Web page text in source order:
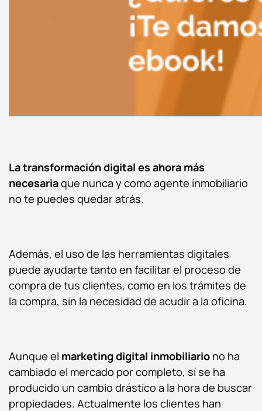
La transformación digital es ahora más
necesariaque nunca y como agente inmobiliario
no te puedes quedar atrás.
Además, el uso de las herramientas digitales
puede ayudarte tanto en facilitar el proceso de
compra de tus clientes, como en los trámites de
la compra, sin la necesidad de acudir a la oficina.
Aunque el marketing digital inmobiliario no ha
cambiado el mercado por completo, sí se ha
producido un cambio drástico a la hora de buscar
propiedades. Actualmente los clientes han